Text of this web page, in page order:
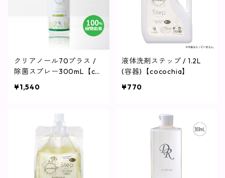
クリアノール70プラス /
除菌スプレー300mL【co
¥1,540
液体洗剤ステップ / 1.2L
(容器)【cocochia】
¥770